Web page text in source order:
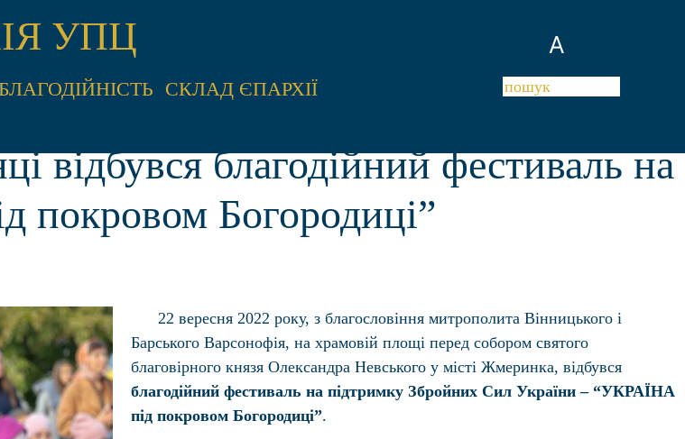
A
УПЦ
СКЛАД ЄПАРХІЇ
відбувся благодійний фестиваль на
Богородиці”
22 вересня 2022 року, з благословіння митрополита Вінницького і
Барського Варсонофія, на храмовій площі перед собором святого
благовірного князя Олександра Невського у місті Жмеринка, відбувся
благодійний фестиваль на підтримку Збройних Сил України – “УКРАЇНА
під покровом Богородиці”.